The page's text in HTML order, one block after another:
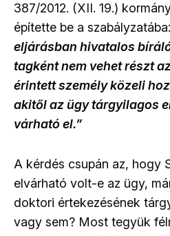
387/2012. (XII. 19.)
építette be a szabályzatába:
eljárásban hivatalos
tagként nem vehet részt
érintett személy közeli
akitől az ügy tárgyilagos
várható el.”
A kérdés csupán az, hogy
elvárható volt-e az ügy,
doktori értekezésének
vagy sem? Most tegyük